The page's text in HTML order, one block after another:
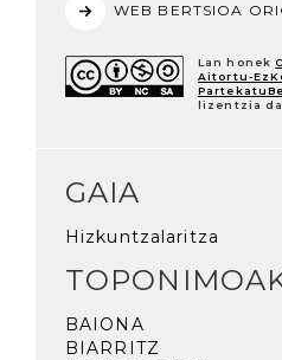
WEB BERTSIOA
Lan honek
Aitortu-
lizentzia
GAIA
Hizkuntzalaritza
BAIONA
BIARRITZ